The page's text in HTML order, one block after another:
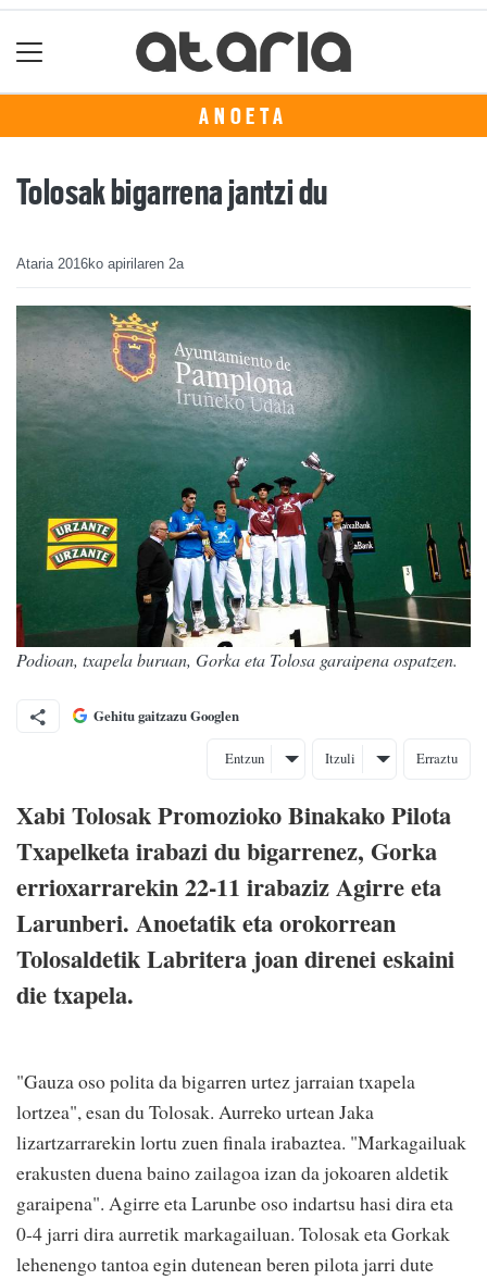
ANOETA
Tolosak bigarrena jantzi du
Ataria 2016ko apirilaren 2a
Podioan, txapela buruan, Gorka eta Tolosa garaipena ospatzen.
Gehitu gaitzazu Googlen
Entzun Itzuli Erraztu
Xabi Tolosak Promozioko Binakako Pilota
Txapelketa irabazi du bigarrenez, Gorka
errioxarrarekin 22-11 irabaziz Agirre eta
Larunberi. Anoetatik eta orokorrean
Tolosaldetik Labritera joan direnei eskaini
die txapela.
"Gauza oso polita da bigarren urtez jarraian txapela
lortzea", esan du Tolosak. Aurreko urtean Jaka
lizartzarrarekin lortu zuen finala irabaztea. "Markagailuak
erakusten duena baino zailagoa izan da jokoaren aldetik
garaipena". Agirre eta Larunbe oso indartsu hasi dira eta
0-4 jarri dira aurretik markagailuan. Tolosak eta Gorkak
lehenengo tantoa egin dutenean beren pilota jarri dute